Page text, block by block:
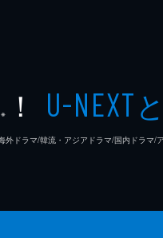
※ ！ U-NEXT
ドラマ/韓流・アジアドラマ/国内ドラマ/